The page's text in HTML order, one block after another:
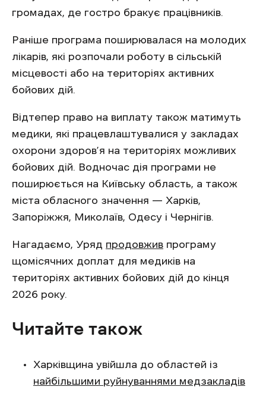
громадах, де гостро бракує працівників.
Раніше програма поширювалася на молодих
лікарів, які розпочали роботу в сільській
місцевості або на територіях активних
бойових дій.
Відтепер право на виплату також матимуть
медики, які працевлаштувалися у закладах
охорони здоров’я на територіях можливих
бойових дій. Водночас дія програми не
поширюється на Київську область, а також
міста обласного значення — Харків,
Запоріжжя, Миколаїв, Одесу і Чернігів.
Нагадаємо, Уряд продовжив програму
щомісячних доплат для медиків на
територіях активних бойових дій до кінця
2026 року.
Читайте також
Харківщина увійшла до областей із
найбільшими руйнуваннями медзакладів